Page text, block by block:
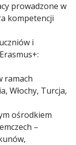
prowadzone w
kompetencji
i
ramach
Włochy, Turcja,
ośrodkiem
–